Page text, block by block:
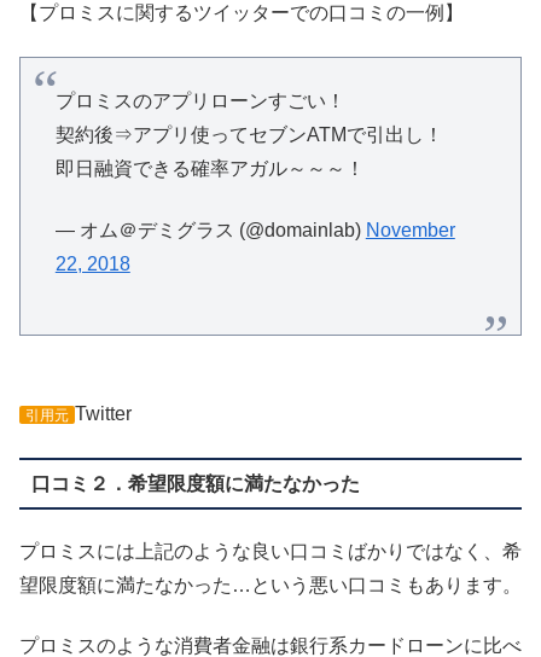
【プロミスに関するツイッターでの口コミの一例】
プロミスのアプリローンすごい！
契約後⇒アプリ使ってセブンATMで引出し！
即日融資できる確率アガル～～～！
— オム＠デミグラス (@domainlab) November
22, 2018
引用元 Twitter
口コミ２．希望限度額に満たなかった
プロミスには上記のような良い口コミばかりではなく、希
望限度額に満たなかった…という悪い口コミもあります。
プロミスのような消費者金融は銀行系カードローンに比べ